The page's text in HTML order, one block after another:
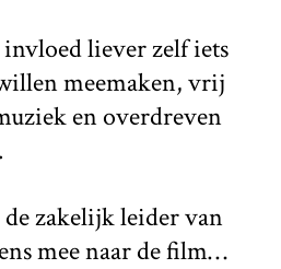
liever zelf iets
meemaken, vrij
en overdreven
de zakelijk leider van
mee naar de film…